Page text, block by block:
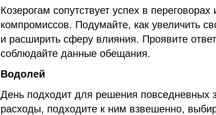
Козерогам сопутствует успех в
компромиссов. Подумайте, как увеличить
и расширить сферу влияния. Проявите
соблюдайте данные обещания.
Водолей
День подходит для решения повседневных
расходы, подходите к ним взвешенно,